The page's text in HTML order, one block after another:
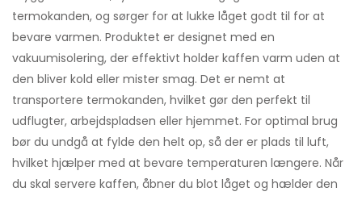
termokanden, og sørger for at lukke låget godt til for at
bevare varmen. Produktet er designet med en
vakuumisolering, der effektivt holder kaffen varm uden at
den bliver kold eller mister smag. Det er nemt at
transportere termokanden, hvilket gør den perfekt til
udflugter, arbejdspladsen eller hjemmet. For optimal brug
bør du undgå at fylde den helt op, så der er plads til luft,
hvilket hjælper med at bevare temperaturen længere. Når
du skal servere kaffen, åbner du blot låget og hælder den